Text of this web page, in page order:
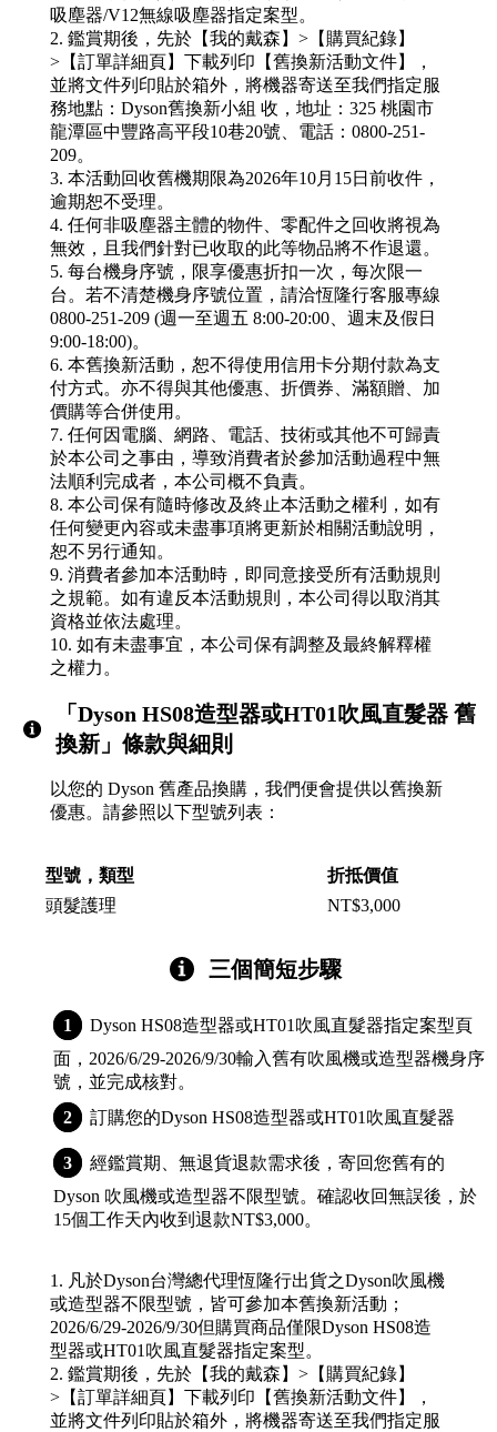
吸塵器/V12無線吸塵器指定案型。
2. 鑑賞期後，先於【我的戴森】>【購買紀錄】
>【訂單詳細頁】下載列印【舊換新活動文件】，
並將文件列印貼於箱外，將機器寄送至我們指定服
務地點：Dyson舊換新小組 收，地址：325 桃園市
龍潭區中豐路高平段10巷20號、電話：0800-251-
209。
3. 本活動回收舊機期限為2026年10月15日前收件，
逾期恕不受理。
4. 任何非吸塵器主體的物件、零配件之回收將視為
無效，且我們針對已收取的此等物品將不作退還。
5. 每台機身序號，限享優惠折扣一次，每次限一
台。若不清楚機身序號位置，請洽恆隆行客服專線
0800-251-209 (週一至週五 8:00-20:00、週末及假日
9:00-18:00)。
6. 本舊換新活動，恕不得使用信用卡分期付款為支
付方式。亦不得與其他優惠、折價券、滿額贈、加
價購等合併使用。
7. 任何因電腦、網路、電話、技術或其他不可歸責
於本公司之事由，導致消費者於參加活動過程中無
法順利完成者，本公司概不負責。
8. 本公司保有隨時修改及終止本活動之權利，如有
任何變更內容或未盡事項將更新於相關活動說明，
恕不另行通知。
9. 消費者參加本活動時，即同意接受所有活動規則
之規範。如有違反本活動規則，本公司得以取消其
資格並依法處理。
10. 如有未盡事宜，本公司保有調整及最終解釋權
之權力。
「Dyson HS08造型器或HT01吹風直髮器 舊
換新」條款與細則
以您的 Dyson 舊產品換購，我們便會提供以舊換新
優惠。請參照以下型號列表：
型號，類型
折抵價值
頭髮護理
NT$3,000
三個簡短步驟
Dyson HS08造型器或HT01吹風直髮器指定案型頁
面，2026/6/29-2026/9/30輸入舊有吹風機或造型器機身序
號，並完成核對。
訂購您的Dyson HS08造型器或HT01吹風直髮器
經鑑賞期、無退貨退款需求後，寄回您舊有的
Dyson 吹風機或造型器不限型號。確認收回無誤後，於
15個工作天內收到退款NT$3,000。
1. 凡於Dyson台灣總代理恆隆行出貨之Dyson吹風機
或造型器不限型號，皆可參加本舊換新活動；
2026/6/29-2026/9/30但購買商品僅限Dyson HS08造
型器或HT01吹風直髮器指定案型。
2. 鑑賞期後，先於【我的戴森】>【購買紀錄】
>【訂單詳細頁】下載列印【舊換新活動文件】，
並將文件列印貼於箱外，將機器寄送至我們指定服